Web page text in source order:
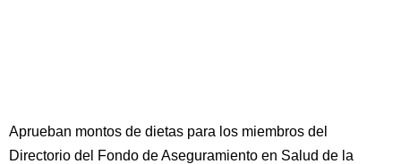
Aprueban montos de dietas para los miembros del
Directorio del Fondo de Aseguramiento en Salud de la